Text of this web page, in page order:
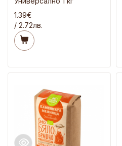
1.39€
/ 2.72лв.